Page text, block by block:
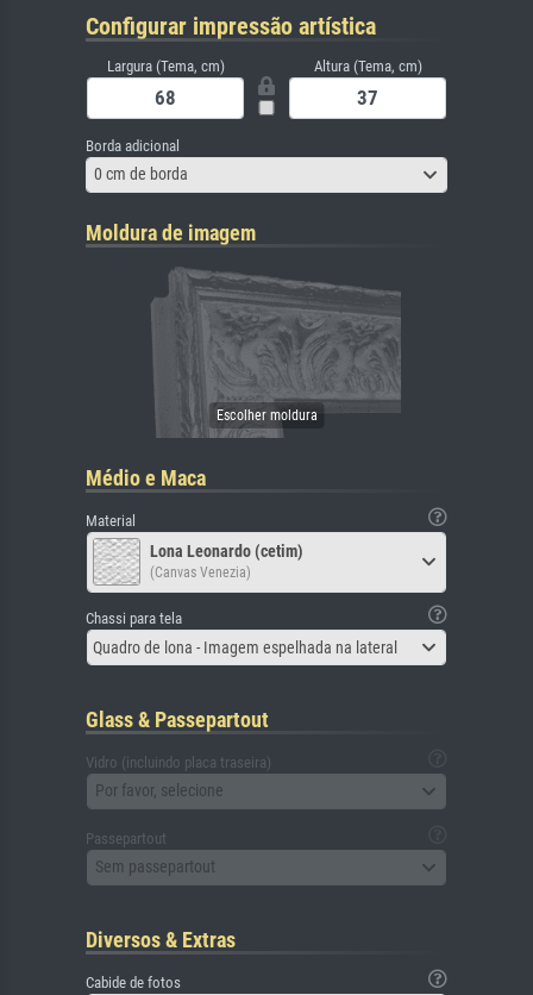
Configurar impressão artística
Largura (Tema, cm) Altura (Tema, cm)
Borda adicional
0 cm de borda
Moldura de imagem
Médio e Maca
Material
Lona Leonardo (cetim)
(Canvas Venezia)
Chassi para tela
Quadro de lona - Imagem espelhada na lateral
Glass & Passepartout
Vidro (incluindo placa traseira)
Por favor, selecione
Passepartout
Sem passepartout
Diversos & Extras
Cabide de fotos